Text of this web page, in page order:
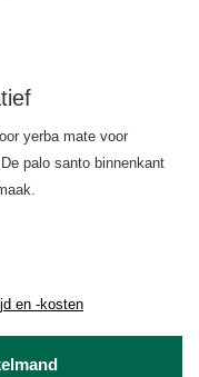
yerba mate voor
palo santo binnenkant
en -kosten